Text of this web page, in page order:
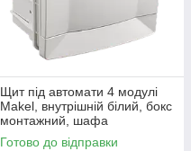
Щит під автомати 4 модулі
Makel, внутрішній білий, бокс
монтажний, шафа
розподільна врізна, Макел
Готово до відправки